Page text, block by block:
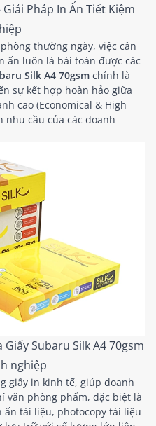
Pháp In Ấn Tiết Kiệm
thường ngày, việc cân
ấn luôn là bài toán được các
Silk A4 70gsm chính là
sự kết hợp hoàn hảo giữa
cao (Economical & High
nhu cầu của các doanh
Subaru Silk A4 70gsm
nghiệp
giấy in kinh tế, giúp doanh
văn phòng phẩm, đặc biệt là
ấn tài liệu, photocopy tài liệu